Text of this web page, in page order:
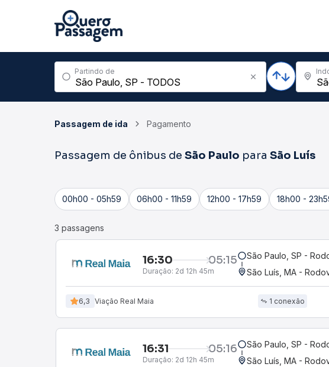
Partindo de
Passagem de ida Pagamento
Passagem de ônibus de São Paulo para São Luís
00h00 - 05h59 06h00 - 11h59 12h00 - 17h59 18h00 -
3 passagens
16:30 05:15
Duração: 2d 12h 45m
São Paulo, SP -
São Luís, MA -
6,3 Viação Real Maia 1 conexão
16:31 05:16
Duração: 2d 12h 45m
São Paulo, SP -
São Luís, MA -